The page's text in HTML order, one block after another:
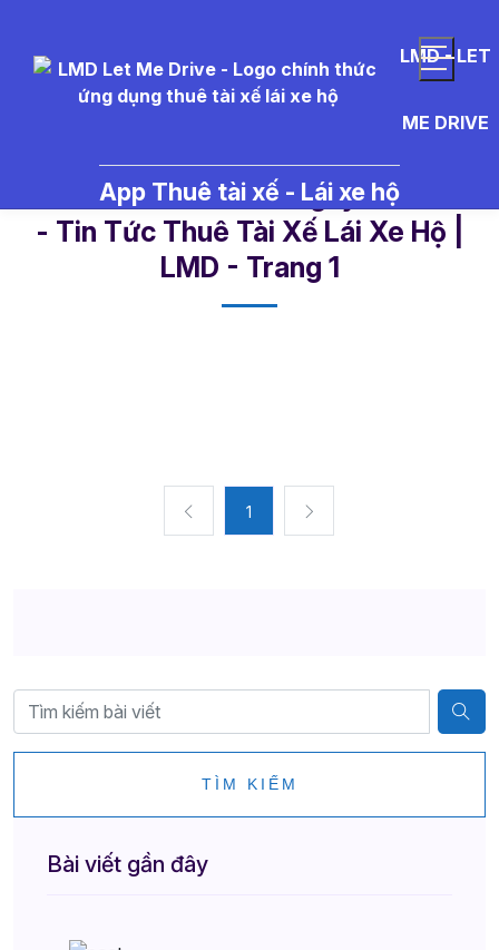
LMD - LET
ME DRIVE
App Thuê tài xế - Lái xe hộ
- Tin Tức Thuê Tài Xế Lái Xe Hộ |
LMD - Trang 1​
1
TÌM KIẾM
Bài viết gần đây